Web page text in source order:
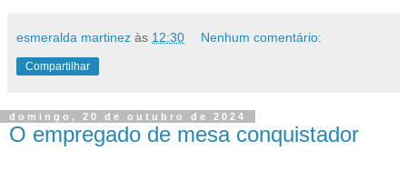
esmeralda martinez às 12:30 Nenhum comentário:
Compartilhar
domingo, 20 de outubro de 2024
O empregado de mesa conquistador